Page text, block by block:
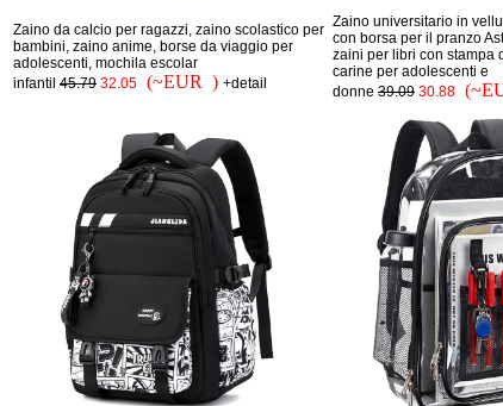
Zaino da calcio per ragazzi, zaino scolastico per
bambini, zaino anime, borse da viaggio per
adolescenti, mochila escolar
infantil 45.79 32.05 (~EUR ) +detail
Zaino universitario in
con borsa per il pranzo
zaini per libri con stampa
carine per adolescenti e
donne 39.09 30.88